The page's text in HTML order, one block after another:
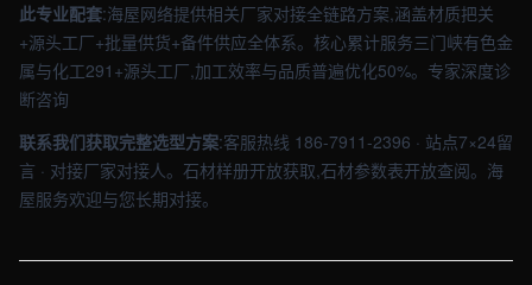
此专业配套:海屋网络提供相关厂家对接全链路方案,涵盖材质把关
+源头工厂+批量供货+备件供应全体系。核心累计服务三门峡有色金
属与化工291+源头工厂,加工效率与品质普遍优化50%。专家深度诊
断咨询
联系我们获取完整选型方案:客服热线 186-7911-2396 · 站点7×24留
言 · 对接厂家对接人。石材样册开放获取,石材参数表开放查阅。海
屋服务欢迎与您长期对接。